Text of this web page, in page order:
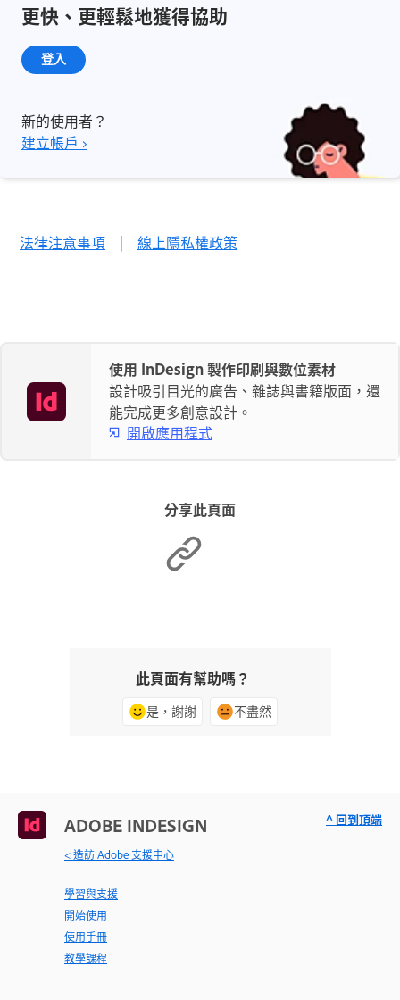
更快、更輕鬆地獲得協助
登入
新的使用者？
建立帳戶 ›
法律注意事項 | 線上隱私權政策
使用 InDesign 製作印刷與數位素材
設計吸引目光的廣告、雜誌與書籍版面，還
能完成更多創意設計。
開啟應用程式
分享此頁面
此頁面有幫助嗎？
是，謝謝 不盡然
ADOBE INDESIGN
< 造訪 Adobe 支援中心
學習與支援
開始使用
使用手冊
教學課程
^ 回到頂端